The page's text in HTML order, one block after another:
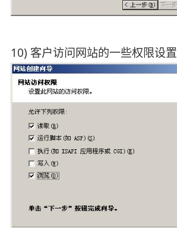
10) 客户访问网站的一些权限设置